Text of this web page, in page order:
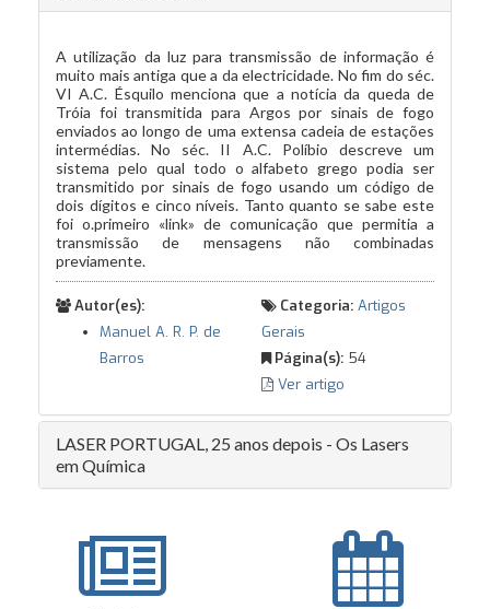
A utilização da luz para transmissão de informação é
muito mais antiga que a da electricidade. No fim do séc.
VI A.C. Ésquilo menciona que a notícia da queda de
Tróia foi transmitida para Argos por sinais de fogo
enviados ao longo de uma extensa cadeia de estações
intermédias. No séc. II A.C. Políbio descreve um
sistema pelo qual todo o alfabeto grego podia ser
transmitido por sinais de fogo usando um código de
dois dígitos e cinco níveis. Tanto quanto se sabe este
foi o.primeiro «link» de comunicação que permitia a
transmissão de mensagens não combinadas
previamente.
Autor(es):
Manuel A. R. P. de
Barros
Categoria: Artigos
Gerais
Página(s): 54
Ver artigo
LASER PORTUGAL, 25 anos depois - Os Lasers
em Química